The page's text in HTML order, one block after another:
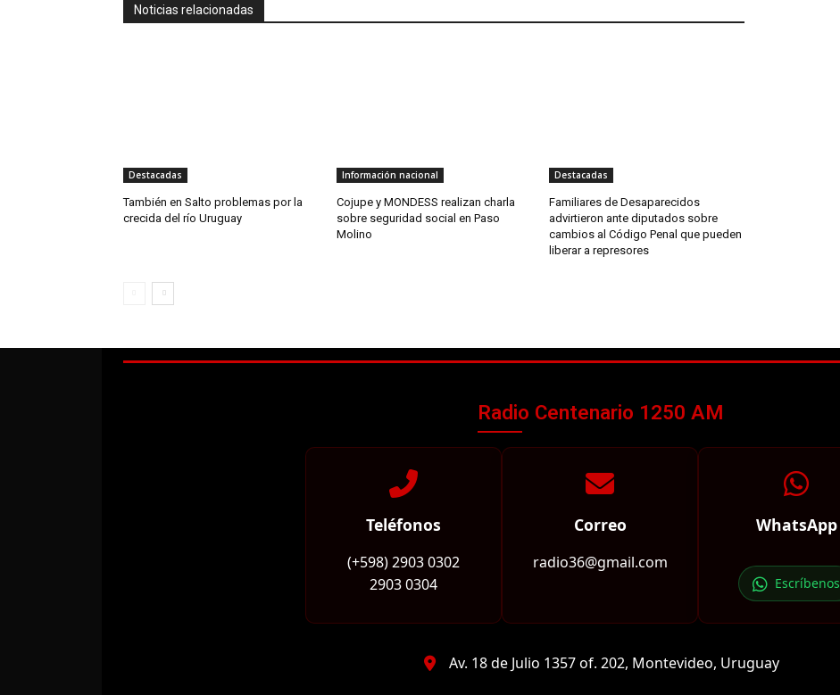
Noticias relacionadas
Destacadas
También en Salto problemas por la
crecida del río Uruguay
Información nacional
Cojupe y MONDESS realizan charla
sobre seguridad social en Paso
Molino
Destacadas
Familiares de Desaparecidos
advirtieron ante diputados sobre
cambios al Código Penal que pueden
liberar a represores
Radio Centenario 1250 AM
Teléfonos
(+598) 2903 0302
2903 0304
Correo
radio36@gmail.com
WhatsApp
Escríbenos
Av. 18 de Julio 1357 of. 202, Montevideo, Uruguay